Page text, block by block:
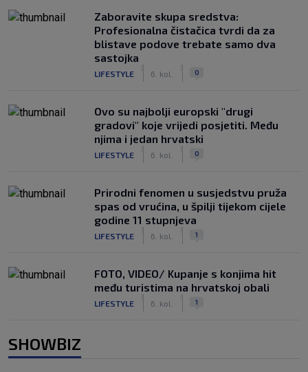
Zaboravite skupa sredstva:
Profesionalna čistačica tvrdi da za
blistave podove trebate samo dva
sastojka
LIFESTYLE 6. kol. 0
Ovo su najbolji europski "drugi
gradovi" koje vrijedi posjetiti. Među
njima i jedan hrvatski
LIFESTYLE 6. kol. 0
Prirodni fenomen u susjedstvu pruža
spas od vrućina, u špilji tijekom cijele
godine 11 stupnjeva
LIFESTYLE 6. kol. 1
FOTO, VIDEO/ Kupanje s konjima hit
među turistima na hrvatskoj obali
LIFESTYLE 6. kol. 1
SHOWBIZ